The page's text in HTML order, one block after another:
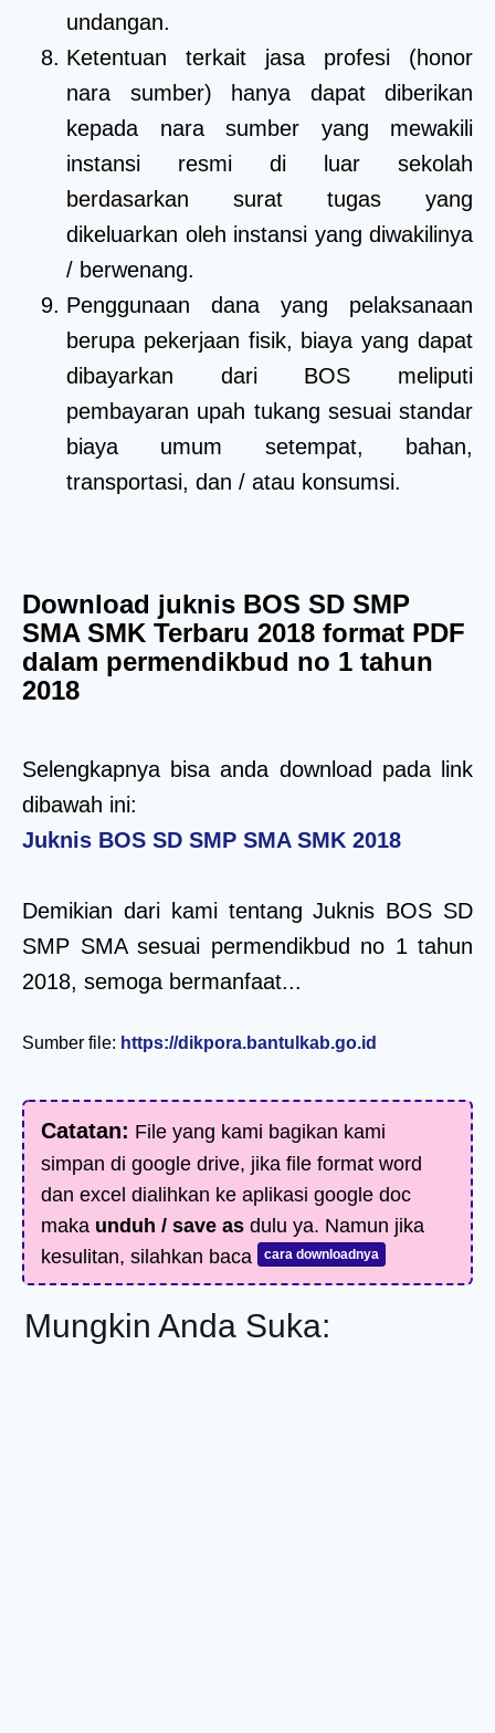
undangan.
Ketentuan terkait jasa profesi (honor
nara sumber) hanya dapat diberikan
kepada nara sumber yang mewakili
instansi resmi di luar sekolah
berdasarkan surat tugas yang
dikeluarkan oleh instansi yang diwakilinya
/ berwenang.
Penggunaan dana yang pelaksanaan
berupa pekerjaan fisik, biaya yang dapat
dibayarkan dari BOS meliputi
pembayaran upah tukang sesuai standar
biaya umum setempat, bahan,
transportasi, dan / atau konsumsi.
Download juknis BOS SD SMP
SMA SMK Terbaru 2018 format PDF
dalam permendikbud no 1 tahun
2018
Selengkapnya bisa anda download pada link
dibawah ini:
Juknis BOS SD SMP SMA SMK 2018
Demikian dari kami tentang Juknis BOS SD
SMP SMA sesuai permendikbud no 1 tahun
2018, semoga bermanfaat...
Sumber file: https://dikpora.bantulkab.go.id
Catatan: File yang kami bagikan kami
simpan di google drive, jika file format word
dan excel dialihkan ke aplikasi google doc
maka unduh / save as dulu ya. Namun jika
kesulitan, silahkan baca
cara downloadnya
Mungkin Anda Suka: